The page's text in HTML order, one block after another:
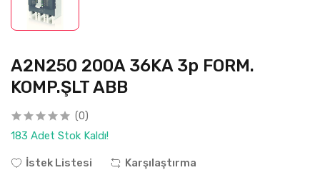
A2N250 200A 36KA 3p FORM.
KOMP.ŞLT ABB
(0)
183 Adet Stok Kaldı!
İstek Listesi Karşılaştırma